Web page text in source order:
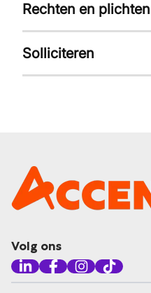
Rechten en plichten
Solliciteren
Volg ons